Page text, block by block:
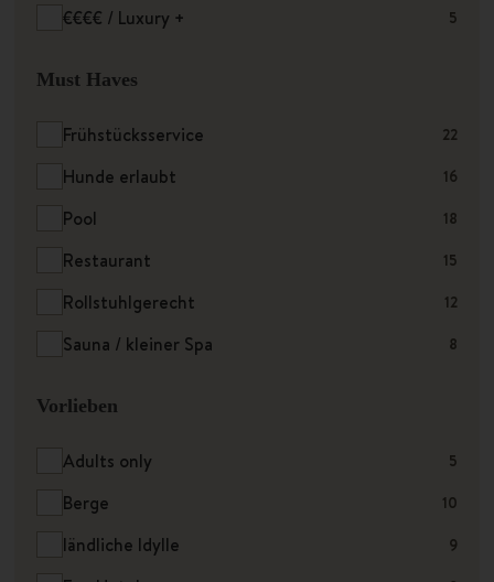
€€€€ / Luxury + 5
Must Haves
Frühstücksservice 22
Hunde erlaubt 16
Pool 18
Restaurant 15
Rollstuhlgerecht 12
Sauna / kleiner Spa 8
Vorlieben
Adults only 5
Berge 10
ländliche Idylle 9